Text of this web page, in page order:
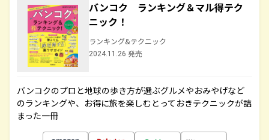
バンコク ランキング＆マル得テク
ニック！
ランキング&テクニック
2024.11.26 発売
バンコクのプロと地球の歩き方が選ぶグルメやおみやげなど
のランキングや、お得に旅を楽しむとっておきテクニックが詰
まった一冊